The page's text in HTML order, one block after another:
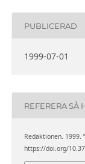
PUBLICERAD
1999-07-01
REFERERA SÅ
Redaktionen. 1999.
https://doi.org/